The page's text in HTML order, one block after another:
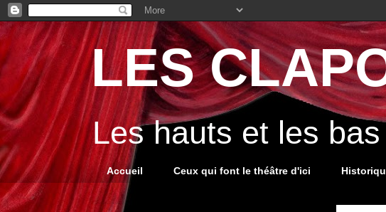
LES
Les hauts et les
Accueil Ceux qui font le théâtre d'ici